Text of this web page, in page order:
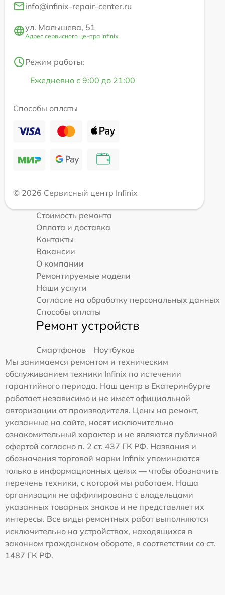
info@infinix-repair-center.ru
ул. Малышева, 51
Адрес сервисного центра Infinix
Режим работы:
Ежедневно с 9:00 до 21:00
Способы оплаты
© 2026 Сервисный центр Infinix
Стоимость ремонта
Оплата и доставка
Контакты
Вакансии
О компании
Ремонтируемые модели
Наши услуги
Согласие на обработку персональных данных
Способы оплаты
Ремонт устройств
Смартфонов
Ноутбуков
Мы занимаемся ремонтом и техническим
обслуживанием техники Infinix по истечении
гарантийного периода. Наш центр в Екатеринбурге
работает независимо и не имеет официальной
авторизации от производителя. Цены на ремонт,
указанные на сайте, носят исключительно
ознакомительный характер и не являются публичной
офертой согласно п. 2 ст. 437 ГК РФ. Названия и
обозначения торговой марки Infinix упоминаются
только в информационных целях — чтобы обозначить
перечень техники, с которой мы работаем. Наша
организация не аффилирована с владельцами
указанных товарных знаков и не представляет их
интересы. Все виды ремонтных работ выполняются
исключительно на устройствах, находящихся в
законном гражданском обороте, в соответствии со ст.
1487 ГК РФ.